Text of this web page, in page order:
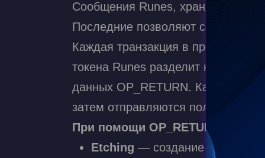
Сообщения Runes, хранящиеся в
Последние позволяют создавать
Каждая транзакция в протоколе
токена Runes разделит
данных OP_RETURN. Каждый
затем отправляются получателям.
При помощи OP_RETURN
Etching — создание актива и